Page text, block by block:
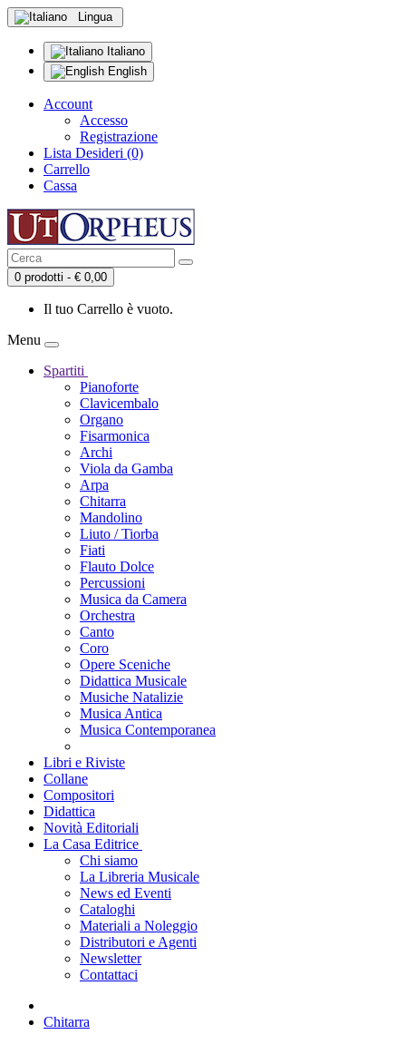
Lingua
Italiano
English
Account
Accesso
Registrazione
Lista Desideri (0)
Carrello
Cassa
0 prodotti - € 0,00
Il tuo Carrello è vuoto.
Menu
Spartiti
Pianoforte
Clavicembalo
Organo
Fisarmonica
Archi
Viola da Gamba
Arpa
Chitarra
Mandolino
Liuto / Tiorba
Fiati
Flauto Dolce
Percussioni
Musica da Camera
Orchestra
Canto
Coro
Opere Sceniche
Didattica Musicale
Musiche Natalizie
Musica Antica
Musica Contemporanea
Libri e Riviste
Collane
Compositori
Didattica
Novità Editoriali
La Casa Editrice
Chi siamo
La Libreria Musicale
News ed Eventi
Cataloghi
Materiali a Noleggio
Distributori e Agenti
Newsletter
Contattaci
Chitarra